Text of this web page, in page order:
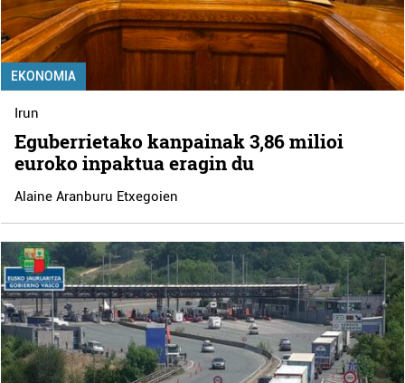
EKONOMIA
Irun
Eguberrietako kanpainak 3,86 milioi
euroko inpaktua eragin du
Alaine Aranburu Etxegoien